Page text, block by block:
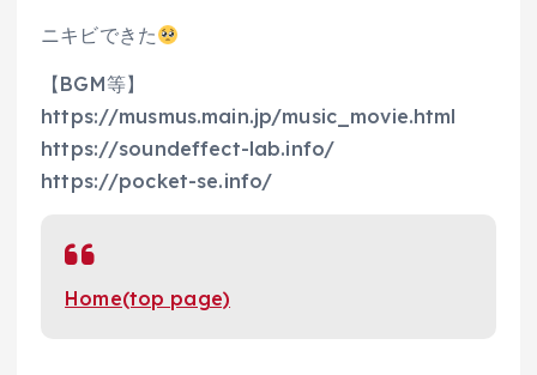
ニキビできた
【BGM等】
https://musmus.main.jp/music_movie.html
https://soundeffect-lab.info/
https://pocket-se.info/
Home(top page)